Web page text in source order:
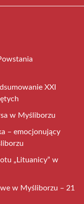
XXI
w Myśliborzu
– emocjonujący
„Lituanicy” w
w Myśliborzu – 21